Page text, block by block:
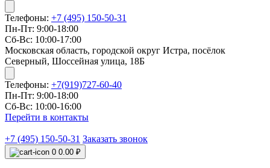
Телефоны: +7 (495) 150-50-31
Пн-Пт: 9:00-18:00
Сб-Вс: 10:00-17:00
Московская область, городской округ Истра, посёлок
Северный, Шоссейная улица, 18Б
Телефоны: +7(919)727-60-40
Пн-Пт: 9:00-18:00
Сб-Вс: 10:00-16:00
Перейти в контакты
+7 (495) 150-50-31 Заказать звонок
0 0.00 ₽